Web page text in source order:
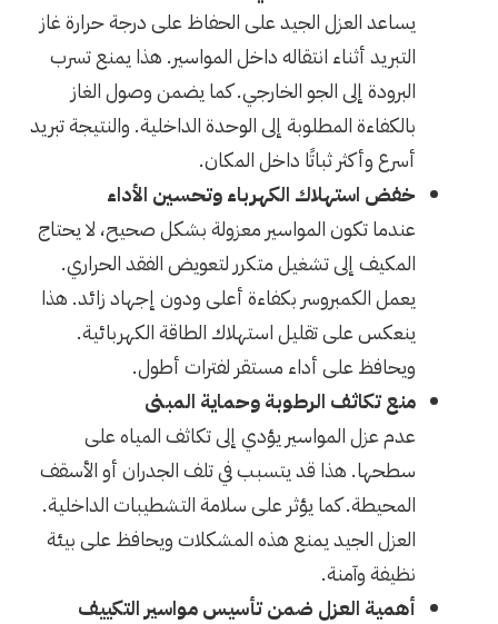
يساعد العزل الجيد على الحفاظ على درجة حرارة غاز
التبريد أثناء انتقاله داخل المواسير. هذا يمنع تسرب
البرودة إلى الجو الخارجي. كما يضمن وصول الغاز
بالكفاءة المطلوبة إلى الوحدة الداخلية. والنتيجة تبريد
أسرع وأكثر ثباتًا داخل المكان.
خفض استهلاك الكهرباء وتحسين الأداء
عندما تكون المواسير معزولة بشكل صحيح، لا يحتاج
المكيف إلى تشغيل متكرر لتعويض الفقد الحراري.
يعمل الكمبروسر بكفاءة أعلى ودون إجهاد زائد. هذا
ينعكس على تقليل استهلاك الطاقة الكهربائية.
ويحافظ على أداء مستقر لفترات أطول.
منع تكاثف الرطوبة وحماية المبنى
عدم عزل المواسير يؤدي إلى تكاثف المياه على
سطحها. هذا قد يتسبب في تلف الجدران أو الأسقف
المحيطة. كما يؤثر على سلامة التشطيبات الداخلية.
العزل الجيد يمنع هذه المشكلات ويحافظ على بيئة
نظيفة وآمنة.
أهمية العزل ضمن تأسيس مواسير التكييف